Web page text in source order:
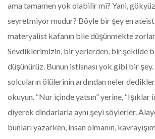
ama tamamen yok olabilir mi? Yani,
seyretmiyor mudur? Böyle bir şey en
materyalist kafanın bile düşünmekte
Sevdiklerimizin, bir yerlerden, bir şekilde
düşünürüz. Bunun istisnası yok gibi bir şey.
solcuların ölülerinin ardından neler
okuyun. “Nur içinde yatsın” yerine, “Işıklar
diyerek dindarlarla aynı şeyi söylerler.
bunları yazarken, insan olmanın,